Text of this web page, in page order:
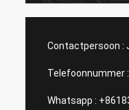
Contactpersoon :
Telefoonnummer :
Whatsapp :